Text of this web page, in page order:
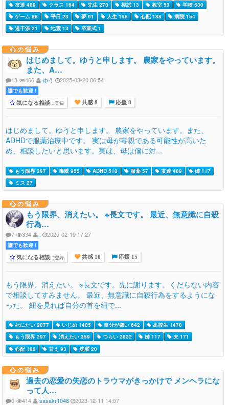
友達 489
クラス 164 先生 278 模試 13 教室 53
学校 530
ゲーム 88
平日 23 夢 91 人生 156 心配 188
病院 154
過干渉 21
地震 13 卒業式 1
心の悩み
はじめまして。ゆうと申します。 農家をやっています。
また、A…
13 466 ゆう 2025-03-20 06:54
誰でも歓迎 !
気になる相談に登録 共感 8 応援 8
はじめまして。ゆうと申します。 農家をやっています。また、
ADHDで服薬治療中です。 実は母が毒親である可能性が高いた
め、相談したいと思います。実は、母は僕に対...
もう限界 297 毒親 955 ADHD 518 服薬 57 友達 489
姉 117
ミス 27
心の悩み
もう限界、消えたい。 ※長文です。 最近、無意識に自殺
行為…
7 334 . 2025-02-19 17:27
誰でも歓迎 !
気になる相談に登録 共感 10 応援 15
もう限界、消えたい。 ※長文です。先に謝ります。くだらない内容
で相談してすみません。 最近、無意識に自殺行為をするようにな
った。 紐を見れば自分の首を紐で...
死にたい 2877 いじめ 1485 自分が嫌い 642
高校生 1470
もう限界 297
消えたい 359 つらい 2822 姉 117
夫 171
心配 188
甘え 93 洗濯 20
心の悩み
過去の恋愛の失恋のトラウマがきっかけで メンヘラにな
って人…
0 414 sasakr1046 2023-12-11 14:57